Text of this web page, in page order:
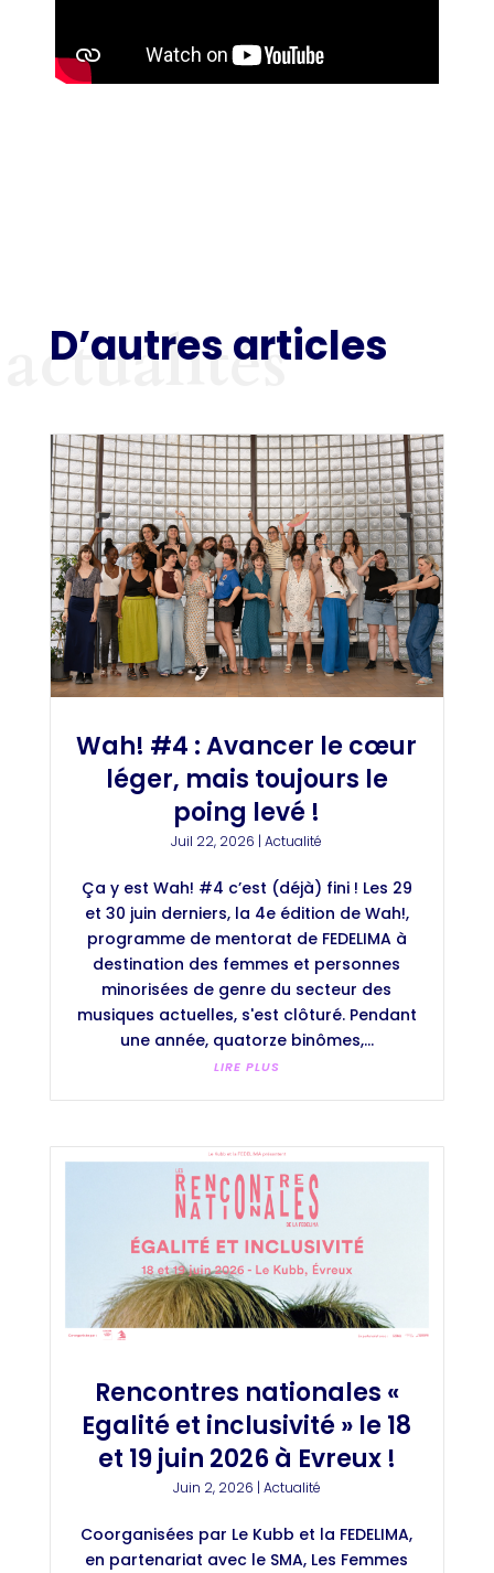
D’autres articles
actualités
Wah! #4 : Avancer le cœur
léger, mais toujours le
poing levé !
Juil 22, 2026 |Actualité
Ça y est Wah! #4 c’est (déjà) fini ! Les 29
et 30 juin derniers, la 4e édition de Wah!,
programme de mentorat de FEDELIMA à
destination des femmes et personnes
minorisées de genre du secteur des
musiques actuelles, s'est clôturé. Pendant
une année, quatorze binômes,...
LIRE PLUS
Rencontres nationales «
Egalité et inclusivité » le 18
et 19 juin 2026 à Evreux !
Juin 2, 2026 | Actualité
Coorganisées par Le Kubb et la FEDELIMA,
en partenariat avec le SMA, Les Femmes